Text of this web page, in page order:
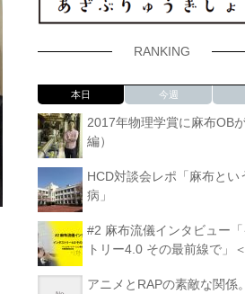
RANKING
本日 今週
2017年物理学賞に麻布OB
編）
HCD対談会レポ「麻布とい
病」
#2 麻布流儀インタビュー「
トリー4.0 その最前線で」
アニメとRAPの素敵な関係。